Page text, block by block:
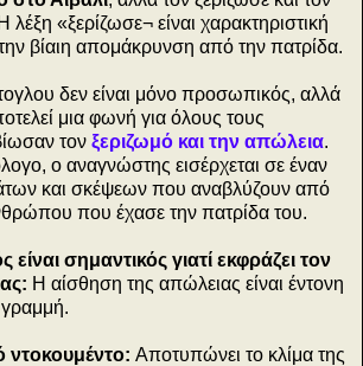
λέξη «ξερίζωσε¬ είναι χαρακτηριστική
βίαιη απομάκρυνση από την πατρίδα.
δεν είναι μόνο προσωπικός, αλλά
μια φωνή για όλους τους
τον ξεριζωμό και την απώλεια.
ο αναγνώστης εισέρχεται σε έναν
και σκέψεων που αναβλύζουν από
που έχασε την πατρίδα του.
σημαντικός γιατί εκφράζει τον
Η αίσθηση της απώλειας είναι έντονη
γραμμή.
ντοκουμέντο: Αποτυπώνει το κλίμα της